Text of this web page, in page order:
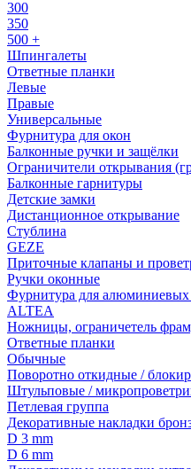
300
350
500 +
Шпингалеты
Ответные планки
Левые
Правые
Универсальные
Фурнитура для окон
Балконные ручки и защёлки
Ограничители открывания
Балконные гарнитуры
Детские замки
Дистанционное открывание
Стублина
GEZE
Приточные клапаны и
Ручки оконные
Фурнитура для алюминиевых
ALTEA
Ножницы, ограничетель
Ответные планки
Обычные
Поворотно откидные /
Штульповые /
Петлевая группа
Декоративные накладки
D 3 mm
D 6 mm